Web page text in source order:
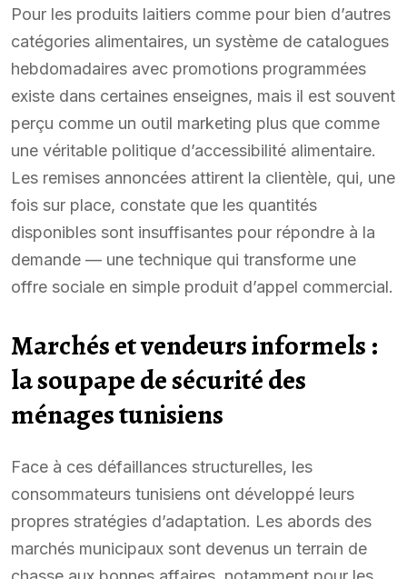
Pour les produits laitiers comme pour bien d’autres
catégories alimentaires, un système de catalogues
hebdomadaires avec promotions programmées
existe dans certaines enseignes, mais il est souvent
perçu comme un outil marketing plus que comme
une véritable politique d’accessibilité alimentaire.
Les remises annoncées attirent la clientèle, qui, une
fois sur place, constate que les quantités
disponibles sont insuffisantes pour répondre à la
demande — une technique qui transforme une
offre sociale en simple produit d’appel commercial.
Marchés et vendeurs informels :
la soupape de sécurité des
ménages tunisiens
Face à ces défaillances structurelles, les
consommateurs tunisiens ont développé leurs
propres stratégies d’adaptation. Les abords des
marchés municipaux sont devenus un terrain de